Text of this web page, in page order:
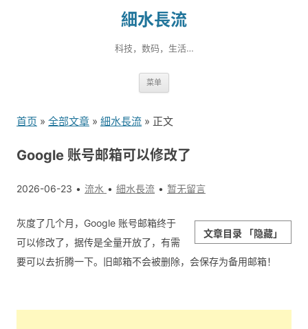
細水長流
科技，数码，生活…
菜单
到
容
首页 » 全部文章 » 細水長流 » 正文
Google 账号邮箱可以修改了
2026-06-23 流水 細水長流 暂无留言
文章目录 「隐藏」
灰度了几个月，Google 账号邮箱终于
可以修改了，据传是全量开放了，有需
要可以去折腾一下。旧邮箱不会被删除，会保存为备用邮箱！